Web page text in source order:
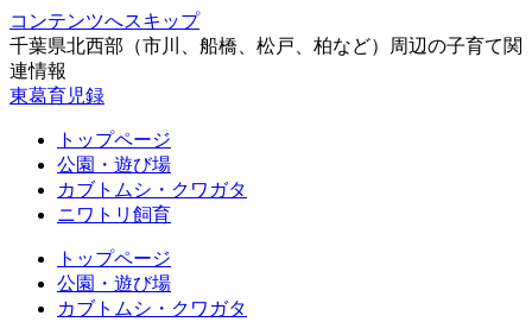
コンテンツへスキップ
千葉県北西部（市川、船橋、松戸、柏など）周辺の子育て関
連情報
東葛育児録
トップページ
公園・遊び場
カブトムシ・クワガタ
ニワトリ飼育
トップページ
公園・遊び場
カブトムシ・クワガタ